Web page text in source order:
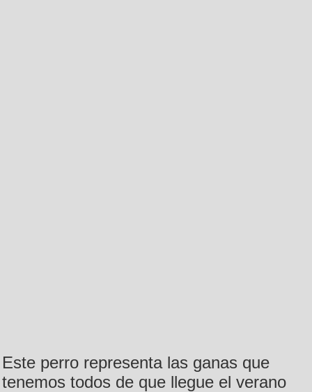
Este perro representa las ganas que
tenemos todos de que llegue el verano